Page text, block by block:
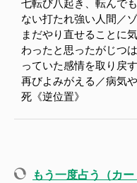
七転び八起き、転んで
ない打たれ強い人間／
まだやり直せることに
わったと思ったがじつ
っていた感情を取り戻
再びよみがえる／病気
死《逆位置》
もう一度占う（カー